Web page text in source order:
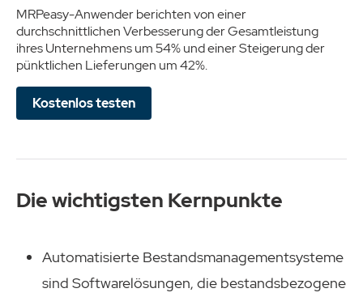
MRPeasy-Anwender berichten von einer
durchschnittlichen Verbesserung der Gesamtleistung
ihres Unternehmens um 54% und einer Steigerung der
pünktlichen Lieferungen um 42%.
Kostenlos testen
Die wichtigsten Kernpunkte
Automatisierte Bestandsmanagementsysteme
sind Softwarelösungen, die bestandsbezogene